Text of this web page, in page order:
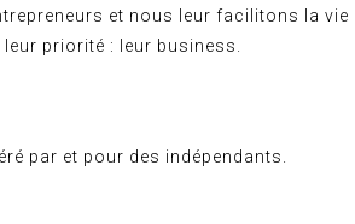
et nous leur facilitons la vie
priorité : leur business.
par et pour des indépendants.